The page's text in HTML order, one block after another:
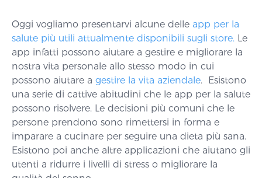
Oggi vogliamo presentarvi alcune delle app per la
salute più utili attualmente disponibili sugli store. Le
app infatti possono aiutare a gestire e migliorare la
nostra vita personale allo stesso modo in cui
possono aiutare a gestire la vita aziendale. Esistono
una serie di cattive abitudini che le app per la salute
possono risolvere. Le decisioni più comuni che le
persone prendono sono rimettersi in forma e
imparare a cucinare per seguire una dieta più sana.
Esistono poi anche altre applicazioni che aiutano gli
utenti a ridurre i livelli di stress o migliorare la